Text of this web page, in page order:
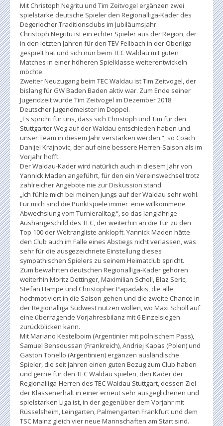
Mit Christoph Negritu und Tim Zeitvogel ergänzen zwei
spielstarke deutsche Spieler den Regionalliga-Kader des
Degerlocher Traditionsclubs im Jubiläumsjahr.
Christoph Negritu ist ein echter Spieler aus der Region, der
in den letzten Jahren für den TEV Fellbach in der Oberliga
gespielt hat und sich nun beim TEC Waldau mit guten
Matches in einer höheren Spielklasse weiterentwickeln
möchte.
Zweiter Neuzugang beim TEC Waldau ist Tim Zeitvogel, der
bislang für GW Baden Baden aktiv war. Zum Ende seiner
Jugendzeit wurde Tim Zeitvogel im Dezember 2018
Deutscher Jugendmeister im Doppel.
„Es spricht für uns, dass sich Christoph und Tim für den
Stuttgarter Weg auf der Waldau entschieden haben und
unser Team in diesem Jahr verstärken werden.“, so Coach
Danijel Krajnovic, der auf eine bessere Herren-Saison als im
Vorjahr hofft.
Der Waldau-Kader wird natürlich auch in diesem Jahr von
Yannick Maden angeführt, für den ein Vereinswechsel trotz
zahlreicher Angebote nie zur Diskussion stand.
„Ich fühle mich bei meinen Jungs auf der Waldau sehr wohl.
Für mich sind die Punktspiele immer eine willkommene
Abwechslung vom Turnieralltag.“, so das langjährige
Aushängeschild des TEC, der weiterhin an die Tür zu den
Top 100 der Weltrangliste anklopft. Yannick Maden hätte
den Club auch im Falle eines Abstiegs nicht verlassen, was
sehr für die ausgezeichnete Einstellung dieses
sympathischen Spielers zu seinem Heimatclub spricht.
Zum bewährten deutschen Regionalliga-Kader gehören
weiterhin Moritz Dettinger, Maximilian Scholl, Blaz Seric,
Stefan Hampe und Christopher Papadakis, die alle
hochmotiviert in die Saison gehen und die zweite Chance in
der Regionalliga Südwest nutzen wollen, wo Maxi Scholl auf
eine überragende Vorjahresbilanz mit 6 Einzelsiegen
zurückblicken kann.
Mit Mariano Kestelboim (Argentinier mit polnischem Pass),
Samuel Bensoussan (Frankreich), Andriej Kapas (Polen) und
Gaston Tonello (Argentinien) ergänzen ausländische
Spieler, die seit Jahren einen guten Bezug zum Club haben
und gerne für den TEC Waldau spielen, den Kader der
Regionalliga-Herren des TEC Waldau Stuttgart, dessen Ziel
der Klassenerhalt in einer erneut sehr ausgeglichenen und
spielstarken Liga ist, in der gegenüber dem Vorjahr mit
Rüsselsheim, Leingarten, Palmengarten Frankfurt und dem
TSC Mainz gleich vier neue Mannschaften am Start sind.